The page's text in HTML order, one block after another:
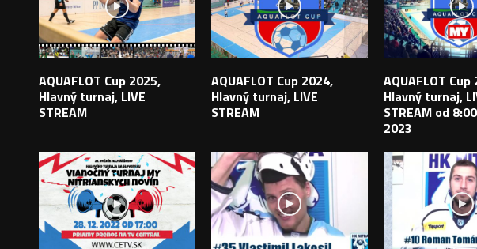
AQUAFLOT Cup 2025,
Hlavný turnaj, LIVE
STREAM
AQUAFLOT Cup 2024,
Hlavný turnaj, LIVE
STREAM
AQUAFLOT Cup
Hlavný turnaj,
STREAM od
2023